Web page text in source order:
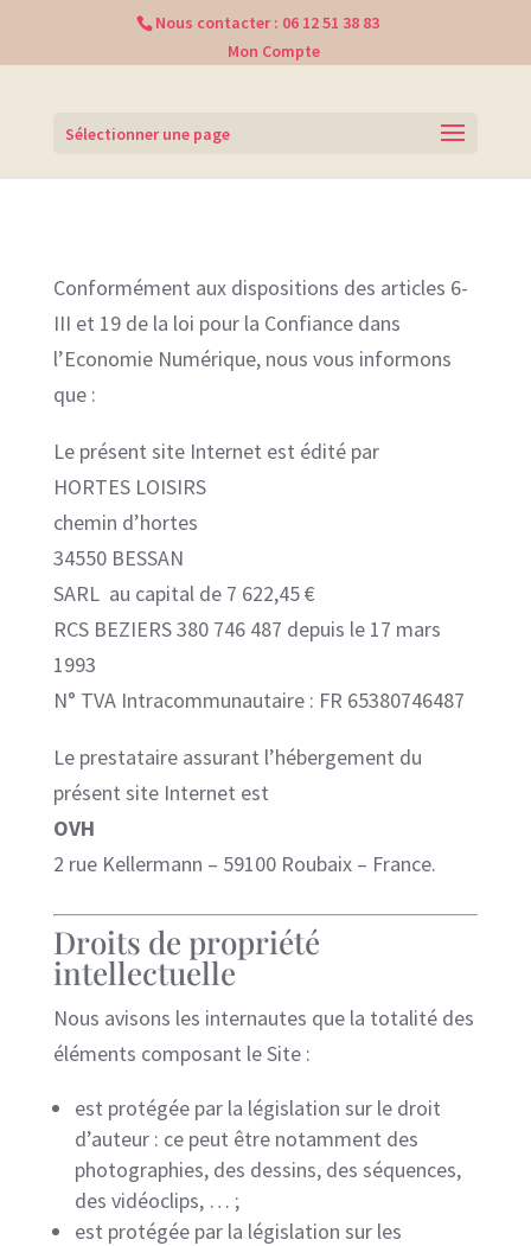
Nous contacter : 06 12 51 38 83
Mon Compte
Sélectionner une page
Conformément aux dispositions des articles 6-
III et 19 de la loi pour la Confiance dans
l’Economie Numérique, nous vous informons
que :
Le présent site Internet est édité par
HORTES LOISIRS
chemin d’hortes
34550 BESSAN
SARL au capital de 7 622,45 €
RCS BEZIERS 380 746 487 depuis le 17 mars
1993
N° TVA Intracommunautaire : FR 65380746487
Le prestataire assurant l’hébergement du
présent site Internet est
OVH
2 rue Kellermann – 59100 Roubaix – France.
Droits de propriété
intellectuelle
Nous avisons les internautes que la totalité des
éléments composant le Site :
est protégée par la législation sur le droit
d’auteur : ce peut être notamment des
photographies, des dessins, des séquences,
des vidéoclips, … ;
est protégée par la législation sur les